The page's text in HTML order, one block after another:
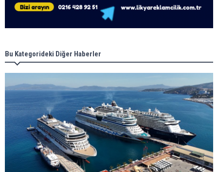
Bu Kategorideki Diğer Haberler